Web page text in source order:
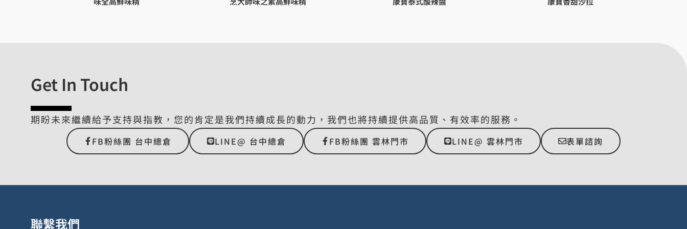
Get In Touch
期盼未來繼續給予支持與指教，您的肯定是我們持續成長的動力，我們也將持續提供高品質、有效率的服務。
FB粉絲團 台中總倉 LINE@ 台中總倉 FB粉絲團 雲林門市 LINE@ 雲林門市 表單諮詢
聯繫我們